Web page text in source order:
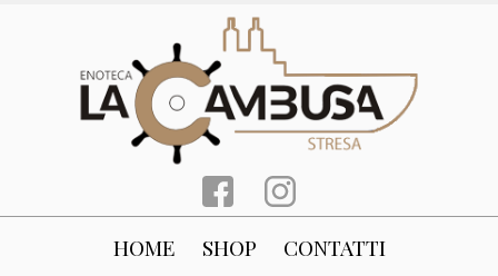
HOME SHOP CONTATTI